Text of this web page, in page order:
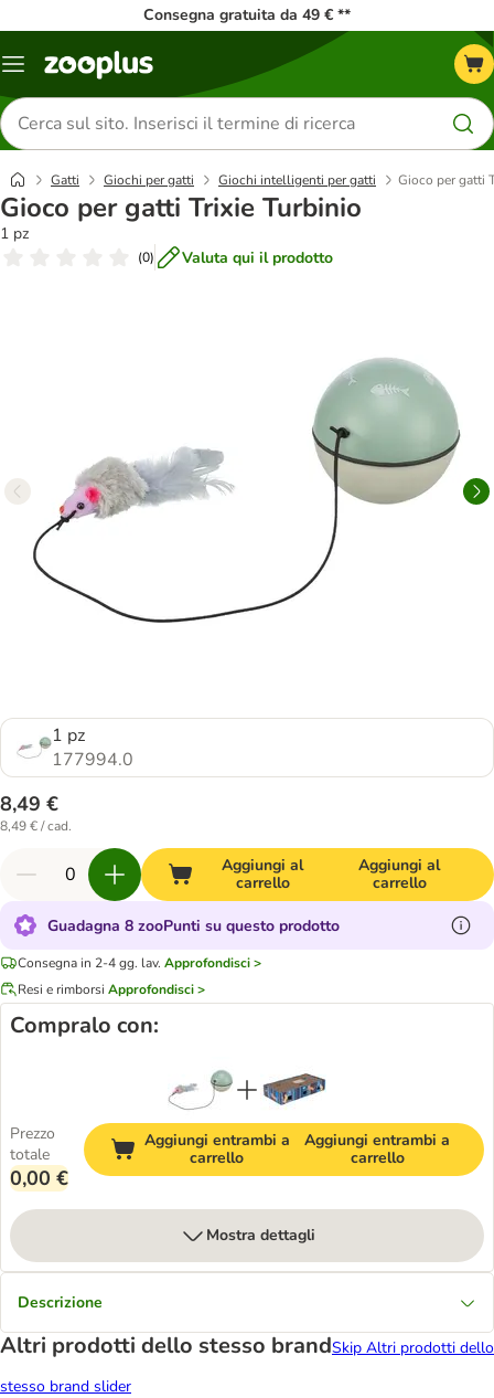
Consegna gratuita da 49 € **
Overview
Cerca
prodotti
Gatti Giochi per gatti Giochi intelligenti per gatti Gioco per gatti
Gioco per gatti Trixie Turbinio
1 pz
(0) Valuta qui il prodotto
1 pz
177994.0
8,49 €
8,49 € / cad.
Aggiungi al
carrello
Aggiungi al
carrello
Guadagna 8 zooPunti su questo prodotto
Consegna in 2-4 gg. lav. Approfondisci >
Resi e rimborsi Approfondisci >
Compralo con:
Prezzo
totale
0,00 €
Aggiungi entrambi a
carrello
Aggiungi entrambi a
carrello
Mostra dettagli
Descrizione
Altri prodotti dello stesso brandSkip Altri prodotti dello
stesso brand slider